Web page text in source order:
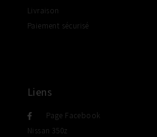
Livraison
Paiement sécurisé
Liens
Page Facebook
Nissan 350z